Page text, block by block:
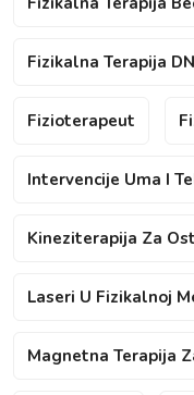
Fizikalna Terapija
Fizioterapeut
Intervencije Uma I
Kineziterapija Za
Laseri U Fizikalnoj
Magnetna Terapija